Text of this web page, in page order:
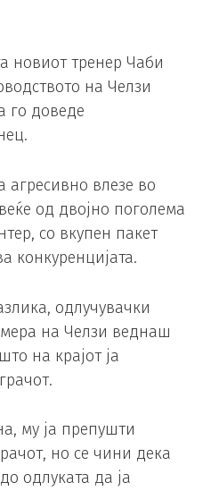
новиот тренер Чаби
на Челзи
го доведе
агресивно влезе во
од двојно поголема
со вкупен пакет
конкуренцијата.
одлучувачки
на Челзи веднаш
на крајот ја
му ја препушти
но се чини дека
одлуката да ја